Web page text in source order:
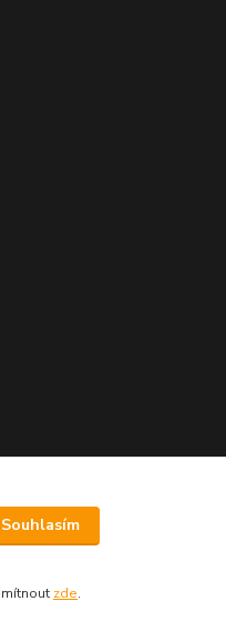
Souhlasím
zde.